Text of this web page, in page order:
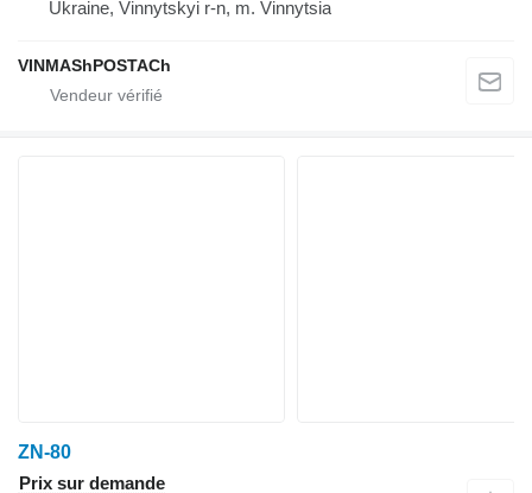
Ukraine, Vinnytskyi r-n, m. Vinnytsia
VINMAShPOSTACh
ZN-80
Prix sur demande